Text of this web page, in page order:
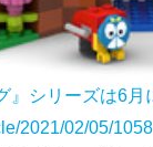
』シリーズは6月
2021/02/05/